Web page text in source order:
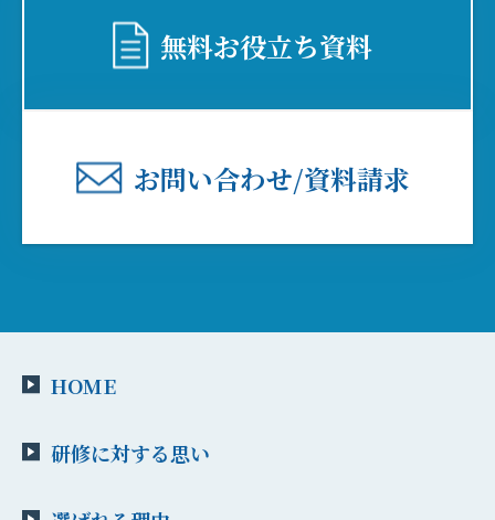
無料お役⽴ち資料
お問い合わせ/資料請求
HOME
研修に対する思い